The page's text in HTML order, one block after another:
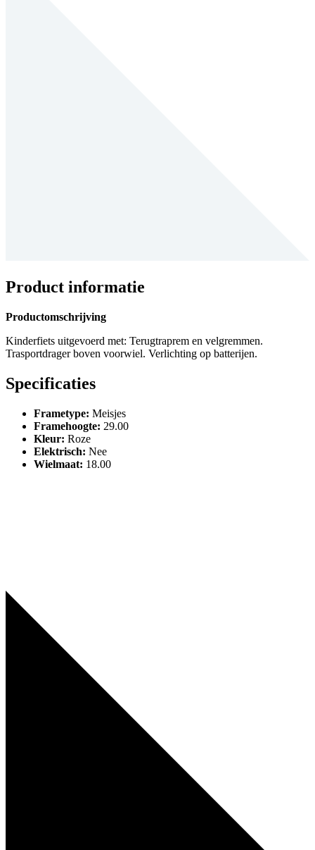
Product informatie
Productomschrijving
Kinderfiets uitgevoerd met: Terugtraprem en velgremmen.
Trasportdrager boven voorwiel. Verlichting op batterijen.
Specificaties
Frametype: Meisjes
Framehoogte: 29.00
Kleur: Roze
Elektrisch: Nee
Wielmaat: 18.00